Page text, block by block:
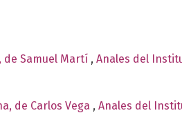
Samuel Martí , Anales del
de Carlos Vega , Anales del